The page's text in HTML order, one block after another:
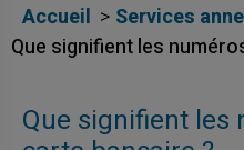
Accueil
Services
Que signifient les
Que signifient les